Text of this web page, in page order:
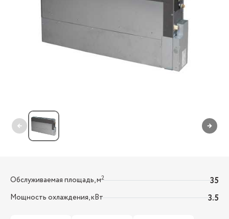
← →
Обслуживаемая площадь, м2 35
Мощность охлаждения, кВт 3.5